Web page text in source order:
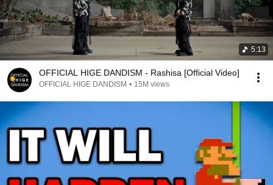
5:13
OFFICIAL HIGE DANDISM - Rashisa [Official Video]
OFFICIAL HIGE DANDISM • 15M views